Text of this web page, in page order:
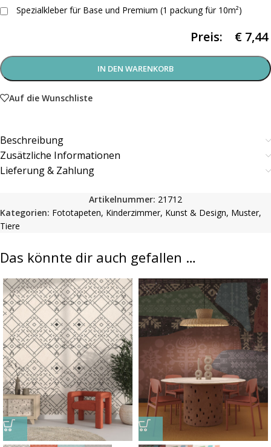
Spezialkleber für Base und Premium (1 packung für 10m²)
Preis: € 7,44
IN DEN WARENKORB
Auf die Wunschliste
Beschreibung
Zusätzliche Informationen
Lieferung & Zahlung
Artikelnummer: 21712
Kategorien: Fototapeten, Kinderzimmer, Kunst & Design, Muster,
Tiere
Das könnte dir auch gefallen …